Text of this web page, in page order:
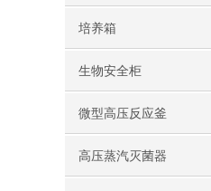
培养箱
生物安全柜
微型高压反应釜
高压蒸汽灭菌器